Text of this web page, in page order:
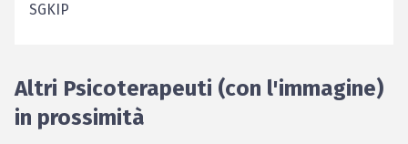
SGKIP
Altri Psicoterapeuti (con l'immagine)
in prossimità